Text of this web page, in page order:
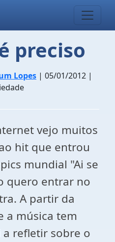
preciso
Lopes | 05/01/2012 |
vejo muitos
hit que entrou
mundial "Ai se
quero entrar no
A partir da
a música tem
a refletir sobre o